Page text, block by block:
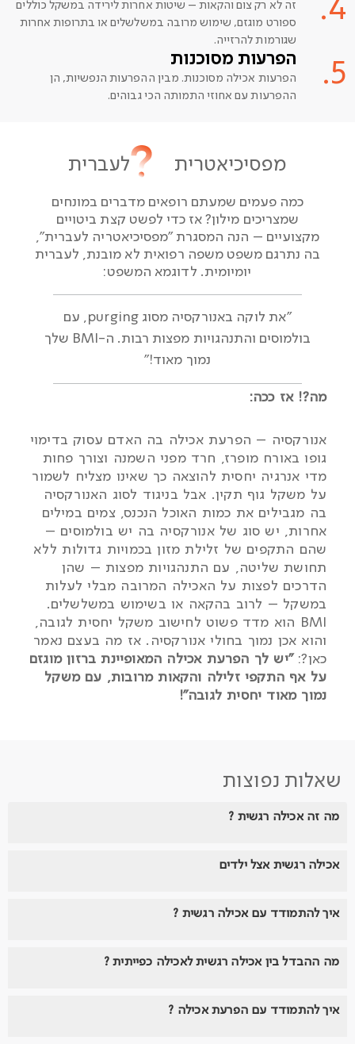
4.
זה לא רק צום והקאות – שיטות אחרות לירידה במשקל כוללים
ספורט מוגזם, שימוש מרובה במשלשלים או בתרופות אחרות
שגורמות להרזייה.
5. הפרעות מסוכנות
הפרעות אכילה מסוכנות. מבין ההפרעות הנפשיות, הן
ההפרעות עם אחוזי התמותה הכי גבוהים.
מפסיכיאטרית לעברית
כמה פעמים שמעתם רופאים מדברים במונחים
שמצריכים מילון? אז כדי לפשט קצת ביטויים
מקצועיים – הנה המסגרת "מפסיכיאטריה לעברית",
בה נתרגם משפט משפה רפואית לא מובנת, לעברית
יומיומית. לדוגמא המשפט:
"את לוקה באנורקסיה מסוג purging, עם
בולמוסים והתנהגויות מפצות רבות. ה-BMI שלך
נמוך מאוד!"
מה?! אז ככה:
אנורקסיה – הפרעת אכילה בה האדם עסוק בדימוי
גופו באורח מופרז, חרד מפני השמנה וצורך פחות
מדי אנרגיה יחסית להוצאה כך שאינו מצליח לשמור
על משקל גוף תקין. אבל בניגוד לסוג האנורקסיה
בה מגבילים את כמות האוכל הנכנס, צמים במילים
אחרות, יש סוג של אנורקסיה בה יש בולמוסים –
שהם התקפים של זלילת מזון בכמויות גדולות ללא
תחושת שליטה, עם התנהגויות מפצות – שהן
הדרכים לפצות על האכילה המרובה מבלי לעלות
במשקל – לרוב בהקאה או בשימוש במשלשלים.
BMI הוא מדד פשוט לחישוב משקל יחסית לגובה,
והוא אכן נמוך בחולי אנורקסיה. אז מה בעצם נאמר
כאן?:"יש לך הפרעת אכילה המאופיינת ברזון מוגזם
על אף התקפי זלילה והקאות מרובות, עם משקל
נמוך מאוד יחסית לגובה"!
שאלות נפוצות
מה זה אכילה רגשית ?
אכילה רגשית אצל ילדים
איך להתמודד עם אכילה רגשית ?
מה ההבדל בין אכילה רגשית לאכילה כפייתית ?
איך להתמודד עם הפרעת אכילה ?